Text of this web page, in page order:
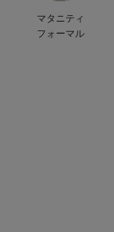
マタニティ
フォーマル